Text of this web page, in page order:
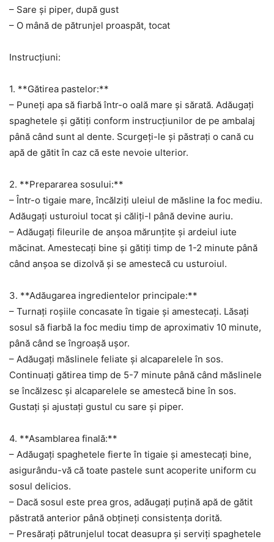
– Sare și piper, după gust
– O mână de pătrunjel proaspăt, tocat
Instrucțiuni:
1. **Gătirea pastelor:**
– Puneți apa să fiarbă într-o oală mare și sărată. Adăugați
spaghetele și gătiți conform instrucțiunilor de pe ambalaj
până când sunt al dente. Scurgeți-le și păstrați o cană cu
apă de gătit în caz că este nevoie ulterior.
2. **Prepararea sosului:**
– Într-o tigaie mare, încălziți uleiul de măsline la foc mediu.
Adăugați usturoiul tocat și căliți-l până devine auriu.
– Adăugați fileurile de anșoa mărunțite și ardeiul iute
măcinat. Amestecați bine și gătiți timp de 1-2 minute până
când anșoa se dizolvă și se amestecă cu usturoiul.
3. **Adăugarea ingredientelor principale:**
– Turnați roșiile concasate în tigaie și amestecați. Lăsați
sosul să fiarbă la foc mediu timp de aproximativ 10 minute,
până când se îngroașă ușor.
– Adăugați măslinele feliate și alcaparelele în sos.
Continuați gătirea timp de 5-7 minute până când măslinele
se încălzesc și alcaparelele se amestecă bine în sos.
Gustați și ajustați gustul cu sare și piper.
4. **Asamblarea finală:**
– Adăugați spaghetele fierte în tigaie și amestecați bine,
asigurându-vă că toate pastele sunt acoperite uniform cu
sosul delicios.
– Dacă sosul este prea gros, adăugați puțină apă de gătit
păstrată anterior până obțineți consistența dorită.
– Presărați pătrunjelul tocat deasupra și serviți spaghetele